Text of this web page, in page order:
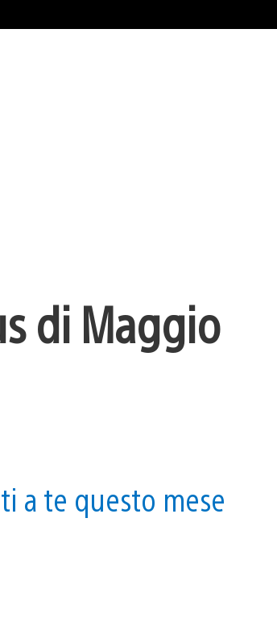
di Maggio
a te questo mese